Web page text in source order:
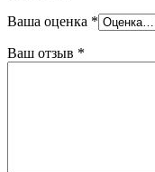
Ваша оценка *
Ваш отзыв *